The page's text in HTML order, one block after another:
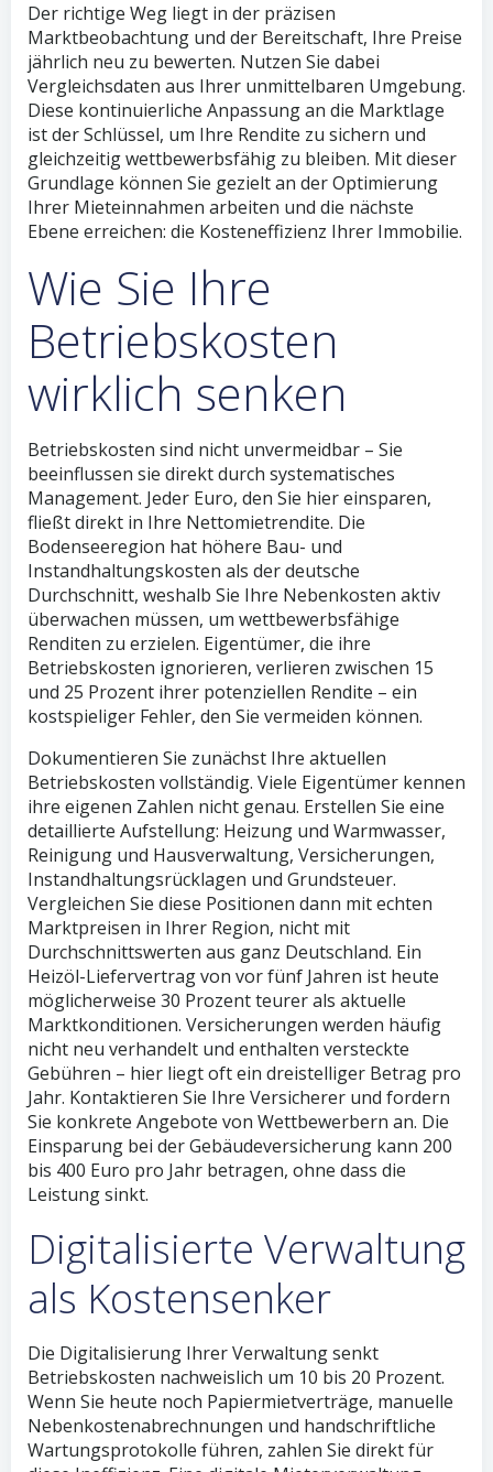
Der richtige Weg liegt in der präzisen
Marktbeobachtung und der Bereitschaft, Ihre Preise
jährlich neu zu bewerten. Nutzen Sie dabei
Vergleichsdaten aus Ihrer unmittelbaren Umgebung.
Diese kontinuierliche Anpassung an die Marktlage
ist der Schlüssel, um Ihre Rendite zu sichern und
gleichzeitig wettbewerbsfähig zu bleiben. Mit dieser
Grundlage können Sie gezielt an der Optimierung
Ihrer Mieteinnahmen arbeiten und die nächste
Ebene erreichen: die Kosteneffizienz Ihrer Immobilie.
Wie Sie Ihre
Betriebskosten
wirklich senken
Betriebskosten sind nicht unvermeidbar – Sie
beeinflussen sie direkt durch systematisches
Management. Jeder Euro, den Sie hier einsparen,
fließt direkt in Ihre Nettomietrendite. Die
Bodenseeregion hat höhere Bau- und
Instandhaltungskosten als der deutsche
Durchschnitt, weshalb Sie Ihre Nebenkosten aktiv
überwachen müssen, um wettbewerbsfähige
Renditen zu erzielen. Eigentümer, die ihre
Betriebskosten ignorieren, verlieren zwischen 15
und 25 Prozent ihrer potenziellen Rendite – ein
kostspieliger Fehler, den Sie vermeiden können.
Dokumentieren Sie zunächst Ihre aktuellen
Betriebskosten vollständig. Viele Eigentümer kennen
ihre eigenen Zahlen nicht genau. Erstellen Sie eine
detaillierte Aufstellung: Heizung und Warmwasser,
Reinigung und Hausverwaltung, Versicherungen,
Instandhaltungsrücklagen und Grundsteuer.
Vergleichen Sie diese Positionen dann mit echten
Marktpreisen in Ihrer Region, nicht mit
Durchschnittswerten aus ganz Deutschland. Ein
Heizöl-Liefervertrag von vor fünf Jahren ist heute
möglicherweise 30 Prozent teurer als aktuelle
Marktkonditionen. Versicherungen werden häufig
nicht neu verhandelt und enthalten versteckte
Gebühren – hier liegt oft ein dreistelliger Betrag pro
Jahr. Kontaktieren Sie Ihre Versicherer und fordern
Sie konkrete Angebote von Wettbewerbern an. Die
Einsparung bei der Gebäudeversicherung kann 200
bis 400 Euro pro Jahr betragen, ohne dass die
Leistung sinkt.
Digitalisierte Verwaltung
als Kostensenker
Die Digitalisierung Ihrer Verwaltung senkt
Betriebskosten nachweislich um 10 bis 20 Prozent.
Wenn Sie heute noch Papiermietverträge, manuelle
Nebenkostenabrechnungen und handschriftliche
Wartungsprotokolle führen, zahlen Sie direkt für